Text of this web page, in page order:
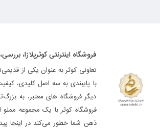
فروشگاه اینترنتی کوثرپلازا،
تعاونی کوثر به عنوان یکی از
با پایبندی به سه اصل کلیدی،
دیگر فروشگاه های معتبر، به
فروشگاه کوثر با یک مجموعه مملو
ذهن شما خطور می‌کند در اینجا